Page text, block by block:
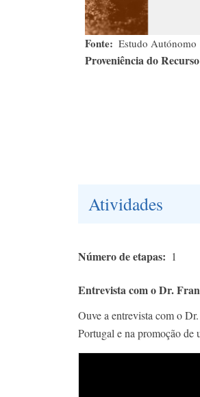
Fonte Estudo Autónomo
Proveniência do Recurso
Atividades
Número de etapas 1
Entrevista com o Dr.
Ouve a entrevista com o
Portugal e na promoção de